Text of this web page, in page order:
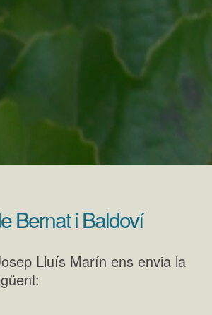
Bernat i Baldoví
Lluís Marín ens envia la